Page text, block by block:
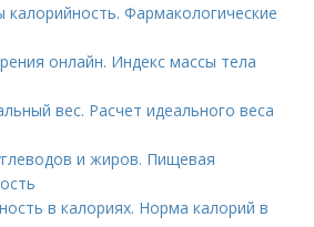
Фармакологические
онлайн. Индекс массы тела
вес. Расчет идеального веса
и жиров. Пищевая
в калориях. Норма калорий в